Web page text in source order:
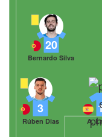
3
Rúben Dias A.
20
Bernardo Silva